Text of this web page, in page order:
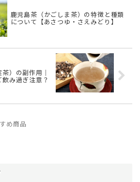
鹿児島茶（かごしま茶）の特徴と種類
について【あさつゆ・さえみどり】
）の副作用｜
み過ぎ注意？
め商品